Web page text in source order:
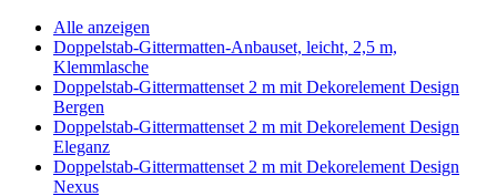
Alle anzeigen
Doppelstab-Gittermatten-Anbauset, leicht, 2,5 m,
Klemmlasche
Doppelstab-Gittermattenset 2 m mit Dekorelement Design
Bergen
Doppelstab-Gittermattenset 2 m mit Dekorelement Design
Eleganz
Doppelstab-Gittermattenset 2 m mit Dekorelement Design
Nexus